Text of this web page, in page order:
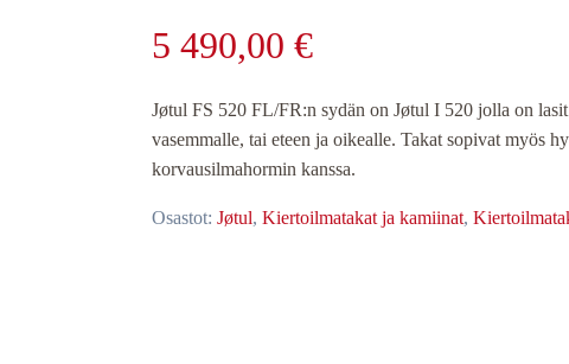
5 490,00 €
Jøtul FS 520 FL/FR:n sydän on Jøtul I 520 jolla on lasit
vasemmalle, tai eteen ja oikealle. Takat sopivat myös
korvausilmahormin kanssa.
Osastot: Jøtul, Kiertoilmatakat ja kamiinat,